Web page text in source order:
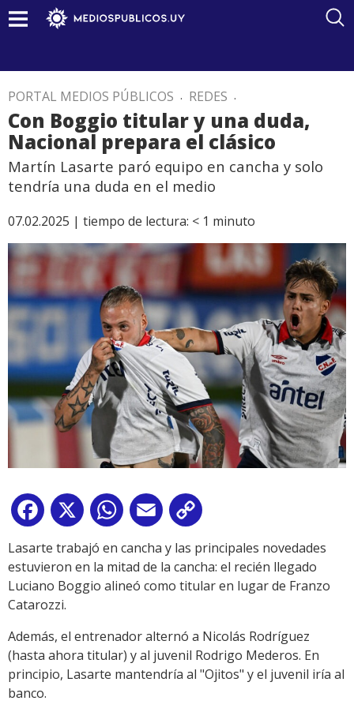
PORTAL MEDIOS PÚBLICOS . REDES .
Con Boggio titular y una duda,
Nacional prepara el clásico
Martín Lasarte paró equipo en cancha y solo
tendría una duda en el medio
07.02.2025 | tiempo de lectura: < 1 minuto
Facebook
X WhatsApp
Email
Link
Lasarte trabajó en cancha y las principales novedades
estuvieron en la mitad de la cancha: el recién llegado
Luciano Boggio alineó como titular en lugar de Franzo
Catarozzi.
Además, el entrenador alternó a Nicolás Rodríguez
(hasta ahora titular) y al juvenil Rodrigo Mederos. En
principio, Lasarte mantendría al "Ojitos" y el juvenil iría al
banco.